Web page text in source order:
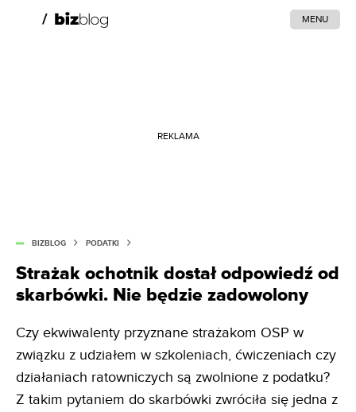
MENU
REKLAMA
BIZBLOG PODATKI
Strażak ochotnik dostał odpowiedź od
skarbówki. Nie będzie zadowolony
Czy ekwiwalenty przyznane strażakom OSP w
związku z udziałem w szkoleniach, ćwiczeniach czy
działaniach ratowniczych są zwolnione z podatku?
Z takim pytaniem do skarbówki zwróciła się jedna z